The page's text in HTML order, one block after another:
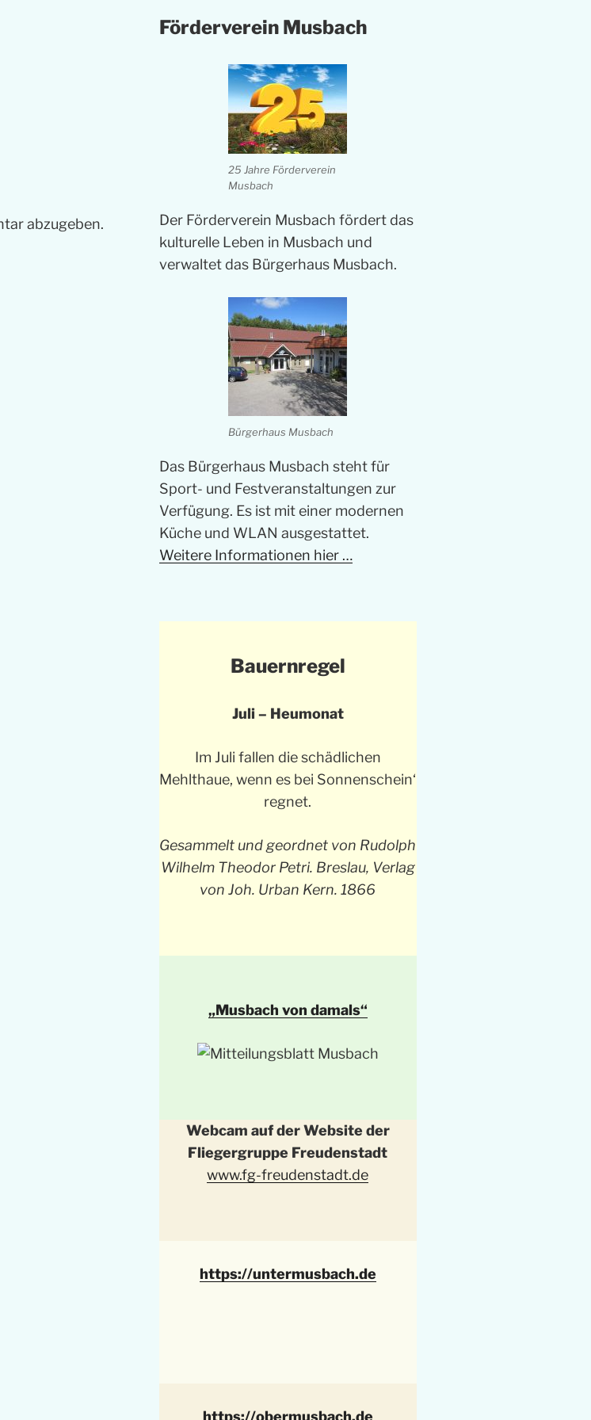
abzugeben.
Förderverein Musbach
25 Jahre Förderverein
Musbach
Der Förderverein Musbach fördert das
kulturelle Leben in Musbach und
verwaltet das Bürgerhaus Musbach.
Bürgerhaus Musbach
Das Bürgerhaus Musbach steht für
Sport- und Festveranstaltungen zur
Verfügung. Es ist mit einer modernen
Küche und WLAN ausgestattet.
Weitere Informationen hier …
Bauernregel
Juli – Heumonat
Im Juli fallen die schädlichen
Mehlthaue, wenn es bei Sonnenschein‘
regnet.
Gesammelt und geordnet von Rudolph
Wilhelm Theodor Petri. Breslau, Verlag
von Joh. Urban Kern. 1866
„Musbach von damals“
Webcam auf der Website der
Fliegergruppe Freudenstadt
www.fg-freudenstadt.de
https://untermusbach.de
https://obermusbach.de